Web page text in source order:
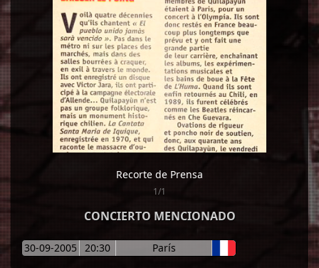
Recorte de Prensa
1/1
CONCIERTO MENCIONADO
30-09-2005 20:30 París